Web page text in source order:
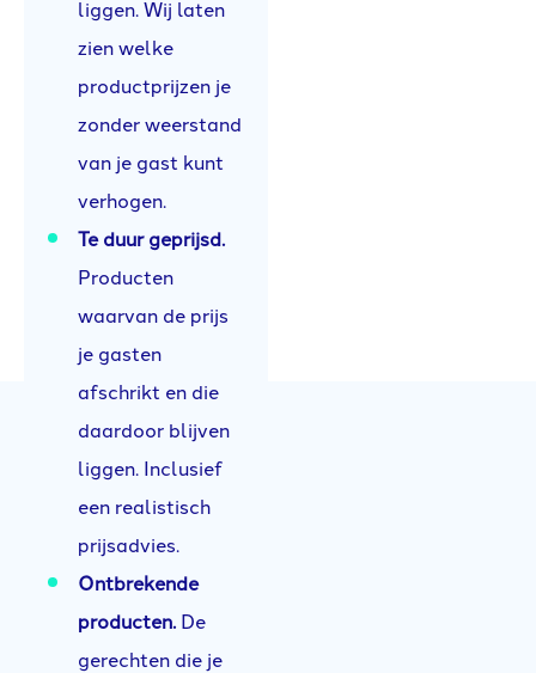
liggen. Wij laten
zien welke
productprijzen je
zonder weerstand
van je gast kunt
verhogen.
Te duur geprijsd.
Producten
waarvan de prijs
je gasten
afschrikt en die
daardoor blijven
liggen. Inclusief
een realistisch
prijsadvies.
Ontbrekende
producten. De
gerechten die je